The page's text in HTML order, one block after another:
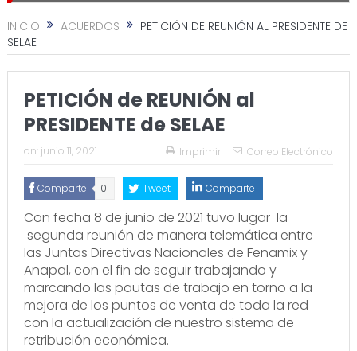
INICIO ACUERDOS
PETICIÓN DE REUNIÓN AL PRESIDENTE DE
SELAE
PETICIÓN de REUNIÓN al
PRESIDENTE de SELAE
on: junio 11, 2021 Imprimir Correo Electrónico
Comparte 0 Tweet Comparte
Con fecha 8 de junio de 2021 tuvo lugar la
segunda reunión de manera telemática entre
las Juntas Directivas Nacionales de Fenamix y
Anapal, con el fin de seguir trabajando y
marcando las pautas de trabajo en torno a la
mejora de los puntos de venta de toda la red
con la actualización de nuestro sistema de
retribución económica.